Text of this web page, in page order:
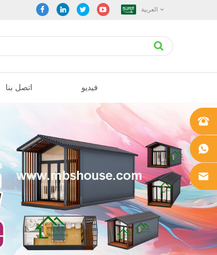
العربية
اتصل بنا فيديو
+861862
0106756
+861862
0106756
sales@
mbshou